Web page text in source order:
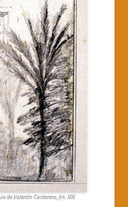
de Valentín Carderera, fin. XIX)